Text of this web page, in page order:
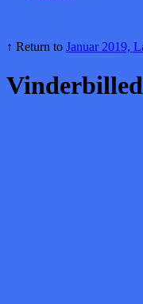
↑ Return to Januar 2019,